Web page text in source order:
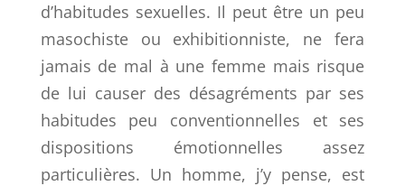
d’habitudes sexuelles. Il peut être un peu
masochiste ou exhibitionniste, ne fera
jamais de mal à une femme mais risque
de lui causer des désagréments par ses
habitudes peu conventionnelles et ses
dispositions émotionnelles assez
particulières. Un homme, j’y pense, est